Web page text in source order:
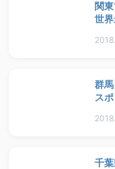
関
世
群
ス
千